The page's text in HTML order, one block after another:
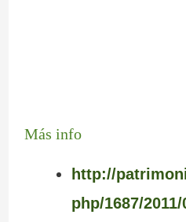
Más info
http://
php/1687/